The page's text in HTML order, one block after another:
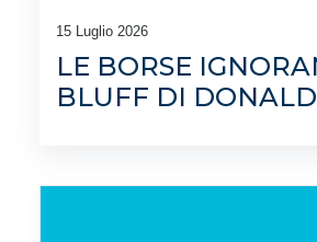
15 Luglio 2026
LE BORSE
BLUFF DI